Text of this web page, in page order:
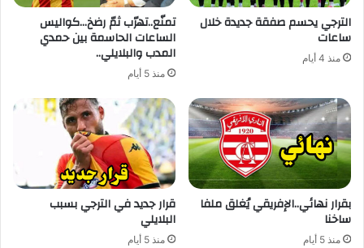
الترجي يحسم صفقة جديدة خلال
ساعات
منذ 4 أيام
تمنّع..تهرّب ثمّ رضخ…كواليس
الساعات الحاسمة بين حمدي
المدب والبلايلي..
منذ 5 أيام
بقرار نهائي..الإفريقي يُغلق ملفا
ساخنا
منذ 5 أيام
قرار جديد في الترجي بسبب
البلايلي
منذ 5 أيام